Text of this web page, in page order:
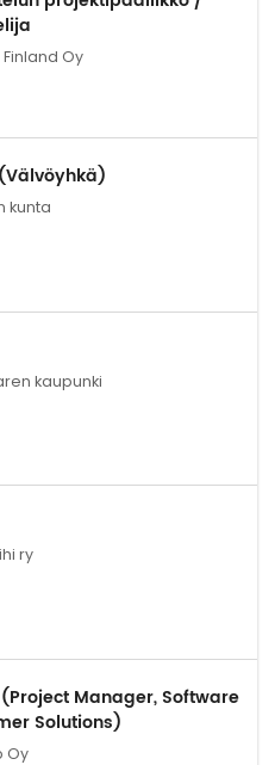
Oy
kunta
kaupunki
ry
Manager, Software
Solutions)
Oy